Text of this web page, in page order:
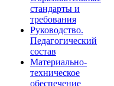
стандарты и
требования
Руководство.
Педагогический
состав
Материально-
техническое
обеспечение